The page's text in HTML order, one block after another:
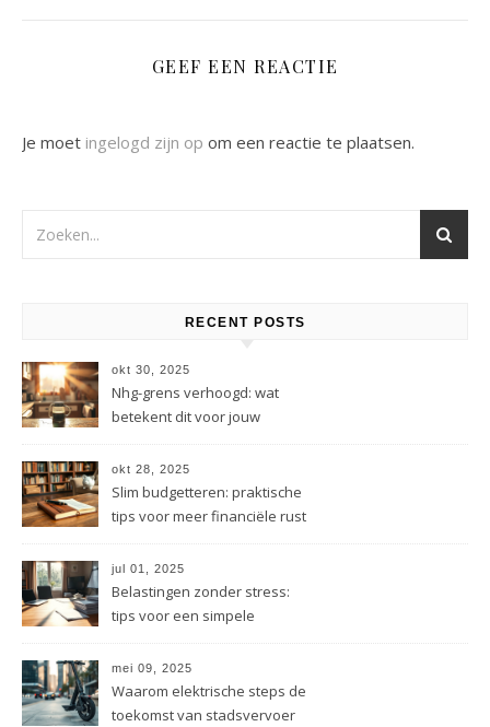
GEEF EEN REACTIE
Je moet ingelogd zijn op om een reactie te plaatsen.
RECENT POSTS
okt 30, 2025
Nhg-grens verhoogd: wat
betekent dit voor jouw
okt 28, 2025
Slim budgetteren: praktische
tips voor meer financiële rust
jul 01, 2025
Belastingen zonder stress:
tips voor een simpele
mei 09, 2025
Waarom elektrische steps de
toekomst van stadsvervoer